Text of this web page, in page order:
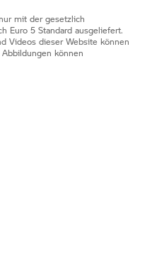
mit der gesetzlich
Euro 5 Standard ausgeliefert.
Videos dieser Website können
können